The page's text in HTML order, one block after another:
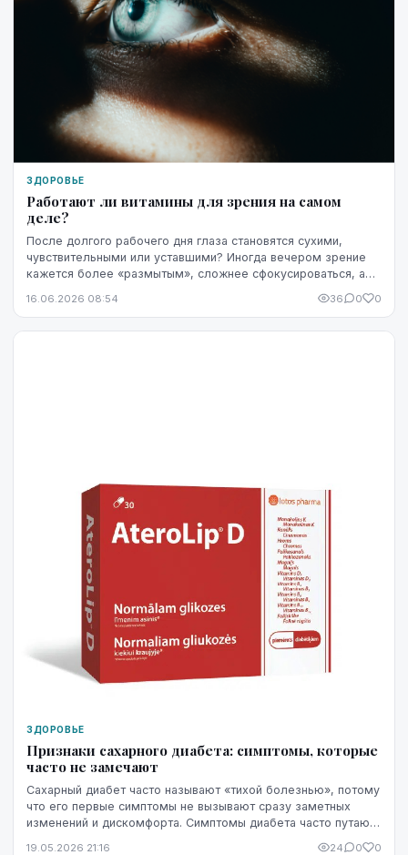
ЗДОРОВЬЕ
Работают ли витамины для зрения на самом
деле?
После долгого рабочего дня глаза становятся сухими,
чувствительными или уставшими? Иногда вечером зрение
кажется более «размытым», сложнее сфокусироваться, а
16.06.2026 08:54 36 0 0
ЗДОРОВЬЕ
Признаки сахарного диабета: симптомы, которые
часто не замечают
Сахарный диабет часто называют «тихой болезнью», потому
что его первые симптомы не вызывают сразу заметных
изменений и дискомфорта. Симптомы диабета часто путают
19.05.2026 21:16 24 0 0